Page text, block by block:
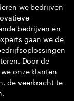
we bedrijven
bedrijven en
gaan we de
Door de
onze klanten
de veerkracht te